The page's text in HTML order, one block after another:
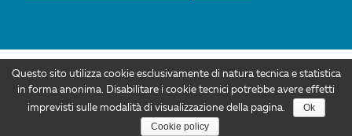
Attribuzione 4.0 Internazionale. Autorizzazioni ulteriori rispetto allo scopo di
questa licenza sono disponibili all'indirizzo info@cild.eu |Privacy policy
Questo sito utilizza cookie esclusivamente di natura tecnica e statistica
in forma anonima. Disabilitare i cookie tecnici potrebbe avere effetti
imprevisti sulle modalità di visualizzazione della pagina.
Ok
Cookie policy